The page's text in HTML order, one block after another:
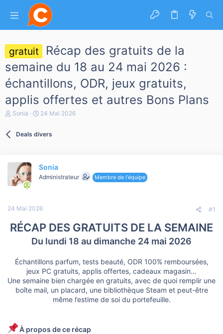
gratuit
Récap des gratuits de la
semaine du 18 au 24 mai 2026 :
échantillons, ODR, jeux gratuits,
applis offertes et autres Bons Plans
A
d
l
a
s
u
s
Sonia
D
e
é
b
24 Mai 2026
Deals divers
Sonia
Administrateur Membre de l'équipe
24 Mai 2026 #1
RÉCAP DES GRATUITS DE LA SEMAINE
Du lundi 18 au dimanche 24 mai 2026
Échantillons parfum, tests beauté, ODR 100% remboursées,
jeux PC gratuits, applis offertes, cadeaux magasin…
Une semaine bien chargée en gratuits, avec de quoi remplir une
boîte mail, un placard, une bibliothèque Steam et peut-être
même l’estime de soi du portefeuille.​
À propos de ce récap